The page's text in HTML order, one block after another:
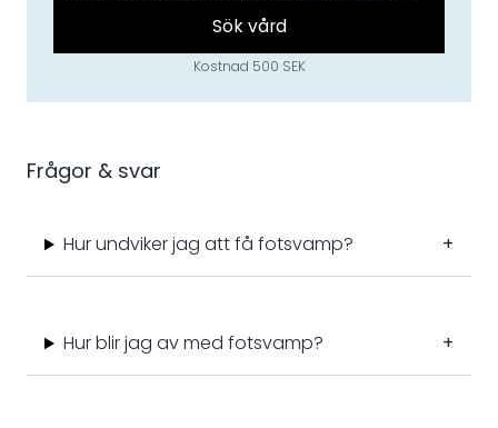
Sök vård
Kostnad 500 SEK
Frågor & svar
Hur undviker jag att få fotsvamp? +
Hur blir jag av med fotsvamp? +